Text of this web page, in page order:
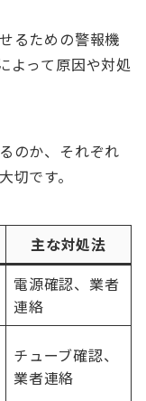
るための警報機
よって原因や対処
のか、それぞれ
切です。
主な対処法
電源確認、業者
連絡
チューブ確認、
業者連絡